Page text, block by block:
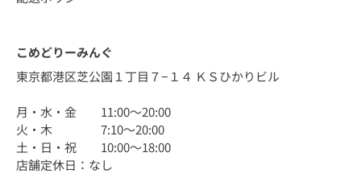
こめどりーみんぐ
東京都港区芝公園１丁目７−１４ ＫＳひかりビル
月・水・金 11:00〜20:00
火・木 7:10〜20:00
土・日・祝 10:00〜18:00
店舗定休日：なし